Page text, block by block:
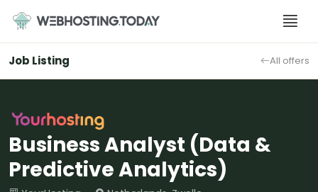
content
Job Listing All offers
Business Analyst (Data &
Predictive Analytics)